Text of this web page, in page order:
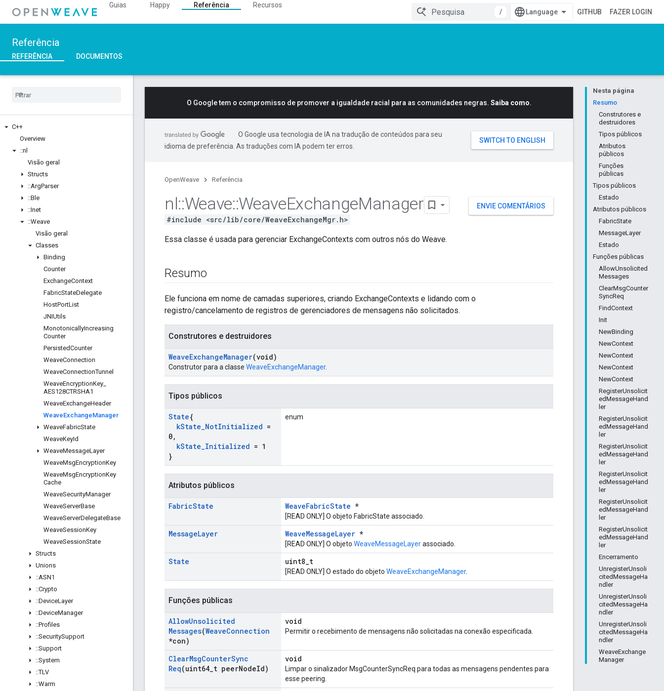
Guias Happy Referência
Recursos
/
GITHUB FAZER LOGIN
Referência
REFERÊNCIA DOCUMENTOS
C++
Overview
::nl
Visão geral
Structs
::ArgParser
::Ble
::Inet
::Weave
Visão geral
Classes
Binding
Counter
ExchangeContext
FabricStateDelegate
HostPortList
JNIUtils
MonotonicallyIncreasing
Counter
PersistedCounter
WeaveConnection
WeaveConnectionTunnel
WeaveEncryptionKey
AES128CTRSHA1
WeaveExchangeHeader
WeaveExchangeManager
WeaveFabricState
WeaveKeyId
WeaveMessageLayer
WeaveMsgEncryptionKey
WeaveMsgEncryptionKey
Cache
WeaveSecurityManager
WeaveServerBase
WeaveServerDelegateBase
WeaveSessionKey
WeaveSessionState
Structs
Unions
::ASN1
::Crypto
::DeviceLayer
::DeviceManager
::Profiles
::SecuritySupport
::Support
::System
::TLV
::Warm
Nesta página
Resumo
Construtores e
destruidores
Tipos públicos
Atributos
públicos
Funções
públicas
Tipos públicos
Estado
Atributos públicos
FabricState
MessageLayer
Estado
Funções públicas
AllowUnsolicited
Messages
ClearMsgCounter
SyncReq
FindContext
Init
NewBinding
NewContext
NewContext
NewContext
NewContext
RegisterUnsolicit
edMessageHand
ler
RegisterUnsolicit
edMessageHand
ler
RegisterUnsolicit
edMessageHand
ler
RegisterUnsolicit
edMessageHand
ler
RegisterUnsolicit
edMessageHand
ler
RegisterUnsolicit
edMessageHand
ler
Encerramento
UnregisterUnsoli
citedMessageHa
ndler
UnregisterUnsoli
citedMessageHa
ndler
UnregisterUnsoli
citedMessageHa
ndler
WeaveExchange
Manager
O Google tem o compromisso de promover a igualdade racial para as comunidades negras. Saiba como.
O Google usa tecnologia de IA na tradução de conteúdos para seu
idioma de preferência. As traduções com IA podem ter erros.
OpenWeave Referência
ENVIE COMENTÁRIOS
nl::Weave::WeaveExchangeManager
#include <src/lib/core/WeaveExchangeMgr.h>
Essa classe é usada para gerenciar ExchangeContexts com outros nós do Weave.
Resumo
Ele funciona em nome de camadas superiores, criando ExchangeContexts e lidando com o
registro/cancelamento de registros de gerenciadores de mensagens não solicitados.
Construtores e destruidores
WeaveExchangeManager(void)
Construtor para a classe WeaveExchangeManager.
Tipos públicos
State{
kState_NotInitialized =
0,
kState_Initialized = 1
}
enum
Atributos públicos
FabricState WeaveFabricState *
[READ ONLY] O objeto FabricState associado.
MessageLayer WeaveMessageLayer *
[READ ONLY] O objeto WeaveMessageLayerassociado.
State uint8_t
[READ ONLY] O estado do objeto WeaveExchangeManager.
Funções públicas
AllowUnsolicited
Messages(WeaveConnection
*con)
void
Permitir o recebimento de mensagens não solicitadas na conexão especificada.
ClearMsgCounterSync
Req(uint64 t peerNodeId)
void
Limpar o sinalizador MsgCounterSyncReq para todas as mensagens pendentes para
esse peering.